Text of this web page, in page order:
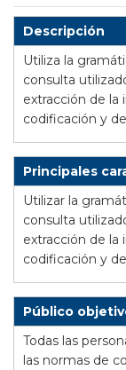
Descripción
Utiliza la
consulta
extracción de la
codificación y
Principales
Utilizar la
consulta
extracción de la
codificación y
Público
Todas las
las normas de